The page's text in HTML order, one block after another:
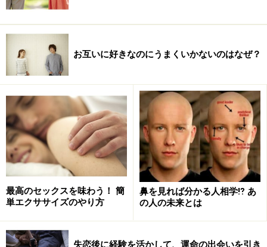
お互いに好きなのにうまくいかないのはなぜ？
最高のセックスを味わう！ 簡
単エクササイズのやり方
鼻を見れば分かる人相学⁉ あ
の人の未来とは
失恋後に経験を活かして、運命の出会いを引き